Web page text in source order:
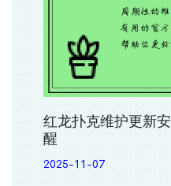
红龙扑克维护更新
醒
2025-11-07